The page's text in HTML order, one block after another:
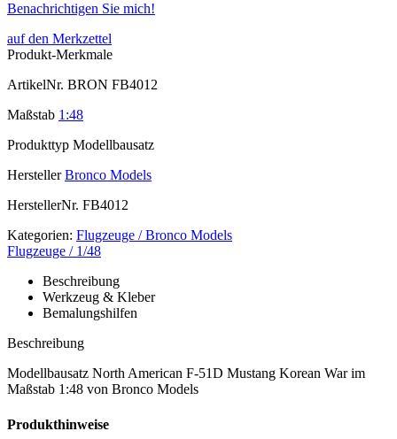
Benachrichtigen Sie mich!
auf den Merkzettel
Produkt-Merkmale
ArtikelNr. BRON FB4012
Maßstab 1:48
Produkttyp Modellbausatz
Hersteller Bronco Models
HerstellerNr. FB4012
Kategorien: Flugzeuge / Bronco Models
Flugzeuge / 1/48
Beschreibung
Werkzeug & Kleber
Bemalungshilfen
Beschreibung
Modellbausatz North American F-51D Mustang Korean War im
Maßstab 1:48 von Bronco Models
Produkthinweise